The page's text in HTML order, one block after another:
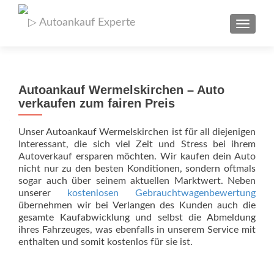
Autoankauf Wermelskirchen – Auto
verkaufen zum fairen Preis
Unser Autoankauf Wermelskirchen ist für all diejenigen
Interessant, die sich viel Zeit und Stress bei ihrem
Autoverkauf ersparen möchten. Wir kaufen dein Auto
nicht nur zu den besten Konditionen, sondern oftmals
sogar auch über seinem aktuellen Marktwert. Neben
unserer
kostenlosen Gebrauchtwagenbewertung
übernehmen wir bei Verlangen des Kunden auch die
gesamte Kaufabwicklung und selbst die Abmeldung
ihres Fahrzeuges, was ebenfalls in unserem Service mit
enthalten und somit kostenlos für sie ist.